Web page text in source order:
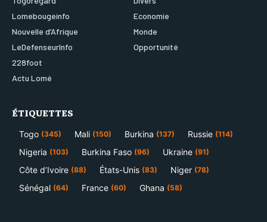
Lomebougeinfo
Nouvelle d’Afrique
LeDefenseurInfo
228foot
Actu Lomé
Economie
Monde
Opportunité
ÉTIQUETTES
Togo (345) Mali (150) Burkina (137) Russie (114)
Nigeria (103) Burkina Faso (96) Ukraine (91)
Côte d’Ivoire (88) États-Unis (83) Niger (78)
Sénégal (64) France (60) Ghana (58)